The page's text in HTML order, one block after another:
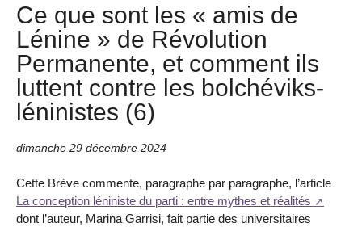
Ce que sont les « amis de
Lénine » de Révolution
Permanente, et comment ils
luttent contre les bolchéviks-
léninistes (6)
dimanche 29 décembre 2024
Cette Brève commente, paragraphe par paragraphe, l’article
La conception léniniste du parti : entre mythes et réalités
dont l’auteur, Marina Garrisi, fait partie des universitaires